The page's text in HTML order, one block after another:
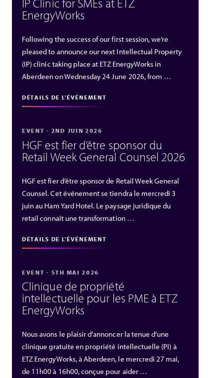
IP Clinic for SMEs at ETZ
EnergyWorks
Following the success of our first session, we’re
pleased to announce our next Intellectual Property
(IP) clinic taking place at ETZ EnergyWorks in
Aberdeen on Wednesday 24 June 2026, from …
DÉTAILS DE L'ÉVÉNEMENT
EVENT - 2ND JUIN 2026
HGF est fier d’être sponsor du
Retail Week General Counsel 2026
HGF est fier d’être sponsor de Retail Week General
Counsel. Cet événement se tiendra le mercredi 3
juin au Ham Yard Hotel. Le paysage juridique du
retail connaît une transformation …
DÉTAILS DE L'ÉVÉNEMENT
EVENT - 5TH MAI 2026
Clinique de propriété
intellectuelle pour les PME à ETZ
EnergyWorks
Nous avons le plaisir d’annoncer la tenue d’une
clinique gratuite en propriété intellectuelle (PI) à
ETZ EnergyWorks, à Aberdeen, le mercredi 27 mai,
de 11h00 à 16h00, conçue pour aider …